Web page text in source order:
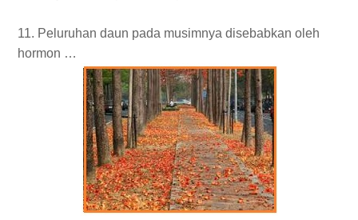
11. Peluruhan daun pada musimnya disebabkan oleh
hormon …